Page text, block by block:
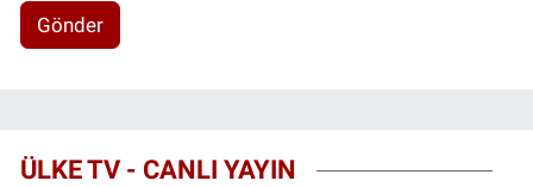
Gönder
ÜLKE TV - CANLI YAYIN